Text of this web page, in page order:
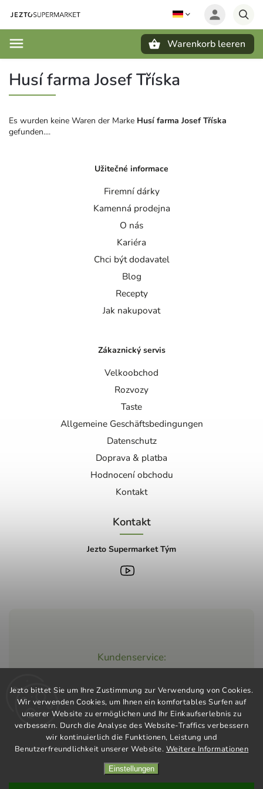
Jezto bittet Sie um Ihre Zustimmung zur Verwendung von Cookies.
Wir verwenden Cookies, um Ihnen ein komfortables Surfen auf
unserer Website zu ermöglichen und Ihr Einkaufserlebnis zu
verbessern. Durch die Analyse des Website-Traffics verbessern
wir kontinuierlich die Funktionen, Leistung und
Benutzerfreundlichkeit unserer Website. Weitere Informationen
Einstellungen
Warenkorb leeren
Husí farma Josef Tříska
Es wurden keine Waren der Marke Husí farma Josef Tříska
gefunden....
Kundenservice:
info@jeztomarket.cz
Užitečné informace
Firemní dárky
Kamenná prodejna
O nás
Kariéra
Chci být dodavatel
Blog
Recepty
Jak nakupovat
Zákaznický servis
Velkoobchod
Rozvozy
Taste
Allgemeine Geschäftsbedingungen
Datenschutz
Doprava & platba
Hodnocení obchodu
Kontakt
Kontakt
Jezto Supermarket Tým